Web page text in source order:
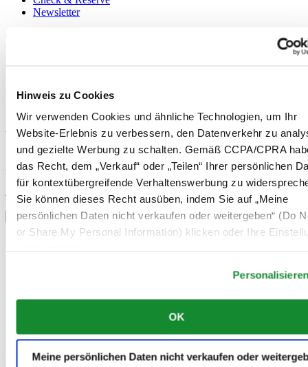
Hinweis zu Cookies
Wir verwenden Cookies und ähnliche Technologien, um Ihr
Website-Erlebnis zu verbessern, den Datenverkehr zu
und gezielte Werbung zu schalten. Gemäß CCPA/CPRA
das Recht, dem „Verkauf“ oder „Teilen“ Ihrer persönlichen
für kontextübergreifende Verhaltenswerbung zu
Sie können dieses Recht ausüben, indem Sie auf „Meine
persönlichen Daten nicht verkaufen oder weitergeben“ (Do
or Share My Personal Information) klicken oder Ihre
OK
Meine persönlichen Daten nicht verkaufen oder
Newsletter
Rechtliches
Hinweis zu Cookies
Willkommen im CERTINA Club
Abonnieren Sie unseren Newsletter und erhalten Sie exklusive
Information
Land/Region auswählen
Sprachumschalter
Deutschland
France